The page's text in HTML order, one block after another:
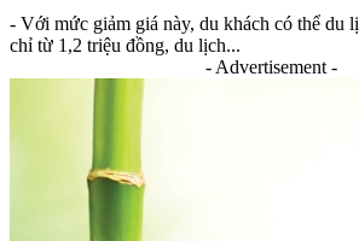
- Với mức giảm giá này, du khách có thể du
chỉ từ 1,2 triệu đồng, du lịch...
- Advertisement -